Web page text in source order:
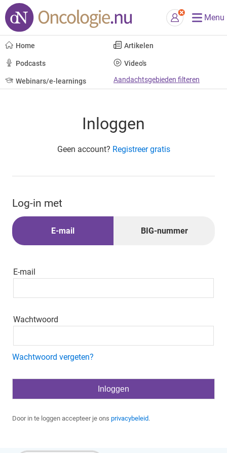
Menu
Home Artikelen
Podcasts Video's
Webinars/e-learnings Aandachtsgebieden filteren
Inloggen
Geen account? Registreer gratis
Log-in met
E-mail
E-mail
Wachtwoord
Wachtwoord vergeten?
Door in te loggen accepteer je ons privacybeleid.
BIG-nummer